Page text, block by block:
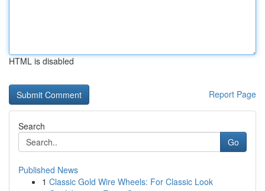
HTML is disabled
Report Page
Search
Go
Published News
1 Classic Gold Wire Wheels: For Classic Look